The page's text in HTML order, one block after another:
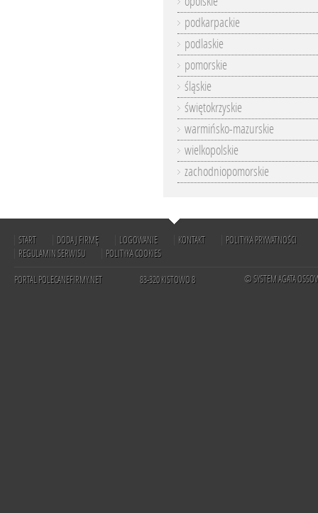
podkarpackie
podlaskie
pomorskie
śląskie
świętokrzyskie
warmińsko-mazurskie
wielkopolskie
zachodniopomorskie
START DODAJ FIRMĘ LOGOWANIE KONTAKT
POLITYKA PRYWATNOŚCI
REGULAMIN SERWISU
POLITYKA COOKIES
PORTAL POLECANEFIRMY.NET 83-320 KISTOWO 8 © SYSTEM AGATA